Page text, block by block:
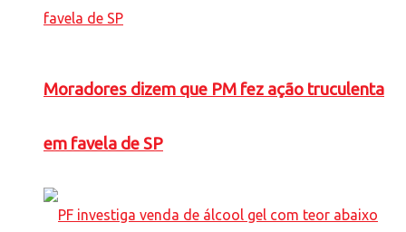
Moradores dizem que PM fez ação truculenta
em favela de SP